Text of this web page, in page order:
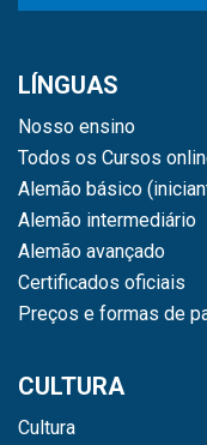
LÍNGUAS
Nosso ensino
Todos os Cursos
Alemão básico
Alemão intermediário
Alemão avançado
Certificados oficiais
Preços e formas de
CULTURA
Cultura